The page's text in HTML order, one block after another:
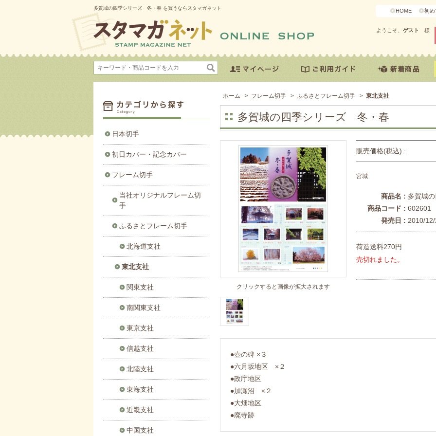
多賀城の四季シリーズ 冬・春 を買うならスタマガネット HOME 初め
ようこそ、 ゲスト 様
ホーム > フレーム切手 > ふるさとフレーム切手 > 東北支社
多賀城の四季シリーズ 冬・春
クリックすると画像が拡大されます
販売価格(税込) :
宮城
商品名 : 多賀城
商品コード : 602601
発売日 : 2010/
荷造送料270円
売切れました。
●壺の碑 ×３
●六月坂地区 ×２
●政庁地区
●加瀬沼 ×２
●大畑地区
●廃寺跡
日本切手
初日カバー・記念カバー
フレーム切手
当社オリジナルフレーム切
手
ふるさとフレーム切手
北海道支社
東北支社
関東支社
南関東支社
東京支社
信越支社
北陸支社
東海支社
近畿支社
中国支社